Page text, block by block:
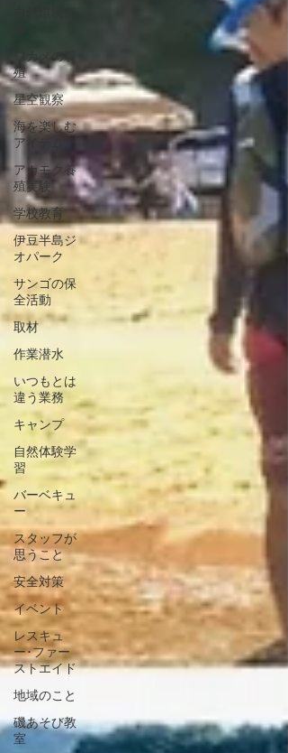
ワカメの養
殖
星空観察
海を楽しむ
アイテム
アカモク養
殖実験
学校教育
伊豆半島ジ
オパーク
サンゴの保
全活動
取材
作業潜水
いつもとは
違う業務
キャンプ
自然体験学
習
バーベキュ
ー
スタッフが
思うこと
安全対策
イベント
レスキュ
ー･ファー
ストエイド
地域のこと
磯あそび教
室